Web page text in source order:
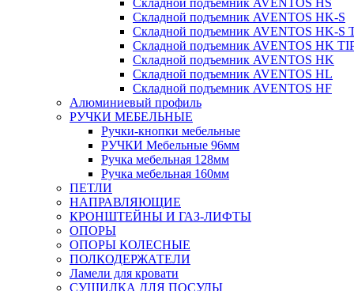
Складной подъемник AVENTOS HS
Складной подъемник AVENTOS HK-S
Складной подъемник AVENTOS HK-S
Складной подъемник AVENTOS HK
Складной подъемник AVENTOS HK
Складной подъемник AVENTOS HL
Складной подъемник AVENTOS HF
Алюминиевый профиль
РУЧКИ МЕБЕЛЬНЫЕ
Ручки-кнопки мебельные
РУЧКИ Мебельные 96мм
Ручка мебельная 128мм
Ручка мебельная 160мм
ПЕТЛИ
НАПРАВЛЯЮЩИЕ
КРОНШТЕЙНЫ И ГАЗ-ЛИФТЫ
ОПОРЫ
ОПОРЫ КОЛЕСНЫЕ
ПОЛКОДЕРЖАТЕЛИ
Ламели для кровати
СУШИЛКА ДЛЯ ПОСУДЫ